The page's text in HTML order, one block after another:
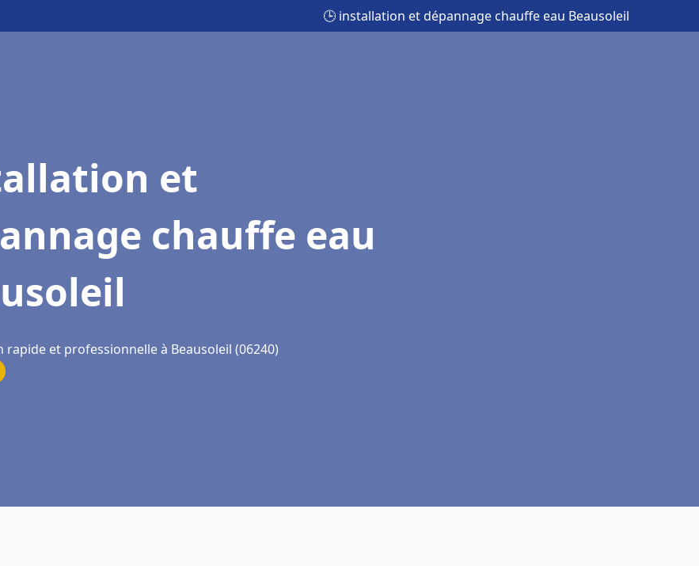
🕒 installation et dépannage chauffe eau Beausoleil
et
chauffe eau
et professionnelle à Beausoleil (06240)